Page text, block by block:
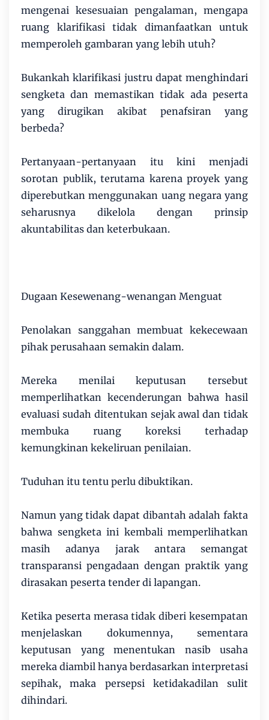
mengenai kesesuaian pengalaman, mengapa
ruang klarifikasi tidak dimanfaatkan untuk
memperoleh gambaran yang lebih utuh?
Bukankah klarifikasi justru dapat menghindari
sengketa dan memastikan tidak ada peserta
yang dirugikan akibat penafsiran yang
berbeda?
Pertanyaan-pertanyaan itu kini menjadi
sorotan publik, terutama karena proyek yang
diperebutkan menggunakan uang negara yang
seharusnya dikelola dengan prinsip
akuntabilitas dan keterbukaan.
Dugaan Kesewenang-wenangan Menguat
Penolakan sanggahan membuat kekecewaan
pihak perusahaan semakin dalam.
Mereka menilai keputusan tersebut
memperlihatkan kecenderungan bahwa hasil
evaluasi sudah ditentukan sejak awal dan tidak
membuka ruang koreksi terhadap
kemungkinan kekeliruan penilaian.
Tuduhan itu tentu perlu dibuktikan.
Namun yang tidak dapat dibantah adalah fakta
bahwa sengketa ini kembali memperlihatkan
masih adanya jarak antara semangat
transparansi pengadaan dengan praktik yang
dirasakan peserta tender di lapangan.
Ketika peserta merasa tidak diberi kesempatan
menjelaskan dokumennya, sementara
keputusan yang menentukan nasib usaha
mereka diambil hanya berdasarkan interpretasi
sepihak, maka persepsi ketidakadilan sulit
dihindari.